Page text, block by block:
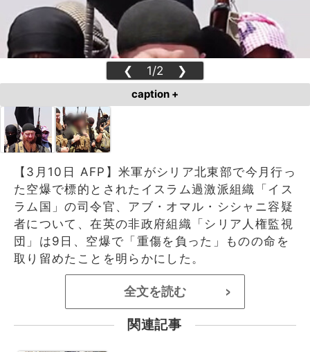
❮ 1/2 ❯
caption +
【3月10日 AFP】米軍がシリア北東部で今月行っ
た空爆で標的とされたイスラム過激派組織「イス
ラム国」の司令官、アブ・オマル・シシャニ容疑
者について、在英の非政府組織「シリア人権監視
団」は9日、空爆で「重傷を負った」ものの命を
取り留めたことを明らかにした。
全文を読む >
関連記事